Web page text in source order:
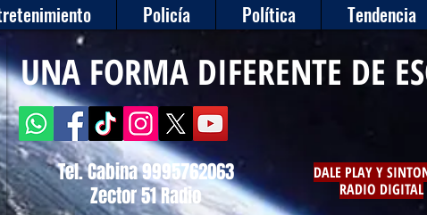
Policía Política Tendencia
Tel. Cabina 9995762063
Zector 51 Radio
DALE PLAY Y
RADIO DIGITAL
UNA FORMA DIFERENTE DE